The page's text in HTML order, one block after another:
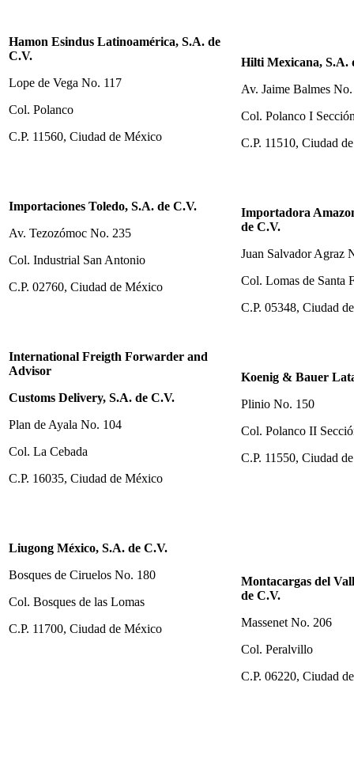
Hamon Esindus Latinoamérica, S.A. de
C.V.
Lope de Vega No. 117
Col. Polanco
C.P. 11560, Ciudad de México
Hilti Mexicana, S.A.
Av. Jaime Balmes
Col. Polanco I
C.P. 11510, Ciudad
Importaciones Toledo, S.A. de C.V.
Av. Tezozómoc No. 235
Col. Industrial San Antonio
C.P. 02760, Ciudad de México
Importadora
de C.V.
Juan Salvador Agraz
Col. Lomas de Santa
C.P. 05348, Ciudad
International Freigth Forwarder and
Advisor
Customs Delivery, S.A. de C.V.
Plan de Ayala No. 104
Col. La Cebada
C.P. 16035, Ciudad de México
Koenig & Bauer
Plinio No. 150
Col. Polanco II
C.P. 11550, Ciudad
Liugong México, S.A. de C.V.
Bosques de Ciruelos No. 180
Col. Bosques de las Lomas
C.P. 11700, Ciudad de México
Montacargas del
de C.V.
Massenet No. 206
Col. Peralvillo
C.P. 06220, Ciudad